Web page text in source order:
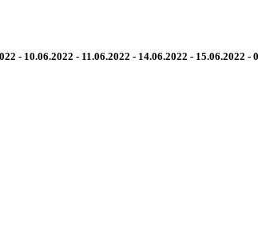
- 10.06.2022 - 11.06.2022 - 14.06.2022 - 15.06.2022 -